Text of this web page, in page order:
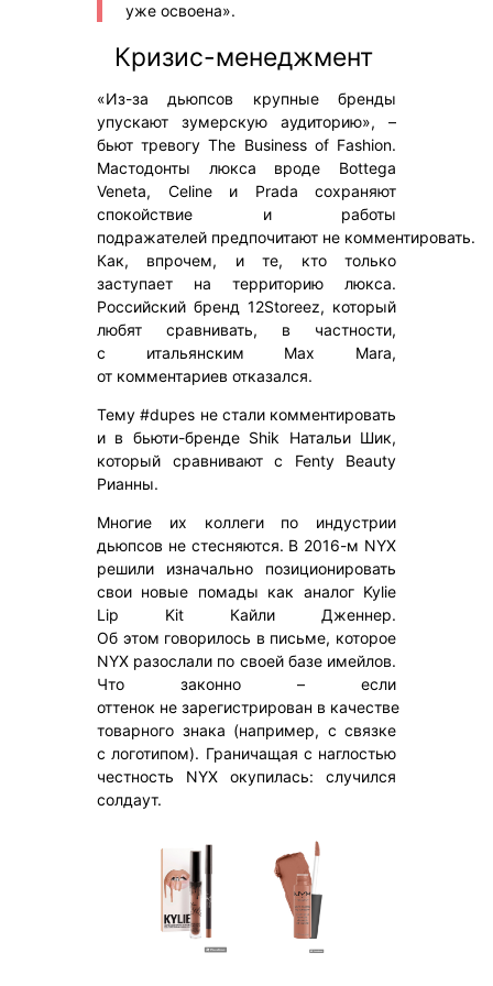
уже освоена».
Кризис-менеджмент
«Из-за дьюпсов крупные бренды
упускают зумерскую аудиторию», –
бьют тревогу The Business of Fashion.
Мастодонты люкса вроде Bottega
Veneta, Celine и Prada сохраняют
спокойствие и работы
подражателей предпочитают не комментировать.
Как, впрочем, и те, кто только
заступает на территорию люкса.
Российский бренд 12Storeez, который
любят сравнивать, в частности,
с итальянским Max Mara,
от комментариев отказался.
Тему #dupes не стали комментировать
и в бьюти-бренде Shik Натальи Шик,
который сравнивают с Fenty Beauty
Рианны.
Многие их коллеги по индустрии
дьюпсов не стесняются. В 2016-м NYX
решили изначально позиционировать
свои новые помады как аналог Kylie
Lip Kit Кайли Дженнер.
Об этом говорилось в письме, которое
NYX разослали по своей базе имейлов.
Что законно – если
оттенок не зарегистрирован в качестве
товарного знака (например, с связке
с логотипом). Граничащая с наглостью
честность NYX окупилась: случился
солдаут.